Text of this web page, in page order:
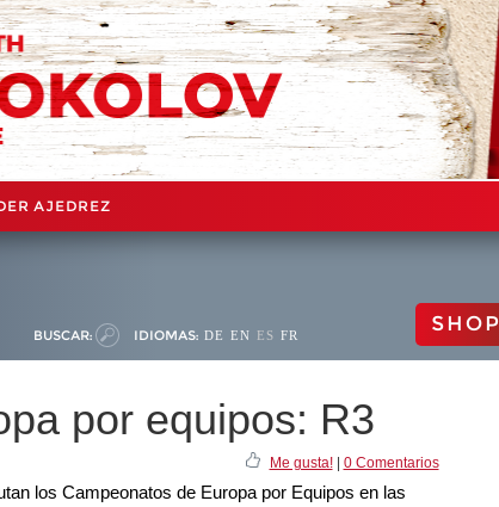
AJEDREZ
BUSCAR: IDIOMAS: DE EN ES FR SHOP
por equipos: R3
Me gusta!| 0 Comentarios
los Campeonatos de Europa por Equipos en las